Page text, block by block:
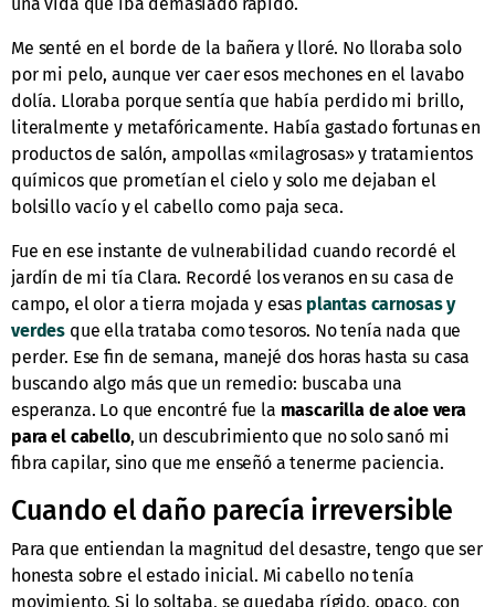
Me senté en el borde de la bañera y lloré. No lloraba solo
por mi pelo, aunque ver caer esos mechones en el lavabo
dolía. Lloraba porque sentía que había perdido mi brillo,
literalmente y metafóricamente. Había gastado fortunas en
productos de salón, ampollas «milagrosas» y tratamientos
químicos que prometían el cielo y solo me dejaban el
bolsillo vacío y el cabello como paja seca.
Fue en ese instante de vulnerabilidad cuando recordé el
jardín de mi tía Clara. Recordé los veranos en su casa de
campo, el olor a tierra mojada y esas plantas carnosas y
verdes que ella trataba como tesoros. No tenía nada que
perder. Ese fin de semana, manejé dos horas hasta su casa
buscando algo más que un remedio: buscaba una
esperanza. Lo que encontré fue la mascarilla de aloe vera
para el cabello, un descubrimiento que no solo sanó mi
fibra capilar, sino que me enseñó a tenerme paciencia.
Cuando el daño parecía irreversible
Para que entiendan la magnitud del desastre, tengo que ser
honesta sobre el estado inicial. Mi cabello no tenía
movimiento. Si lo soltaba, se quedaba rígido, opaco, con